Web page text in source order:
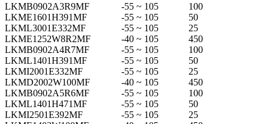
LKMB0902A3R9MF
-55 ~ 105
100
LKME1601H391MF
-55 ~ 105
50
LKML3001E332MF
-55 ~ 105
25
LKME1252W8R2MF
-40 ~ 105
450
LKMB0902A4R7MF
-55 ~ 105
100
LKML1401H391MF
-55 ~ 105
50
LKMI2001E332MF
-55 ~ 105
25
LKMD2002W100MF
-40 ~ 105
450
LKMB0902A5R6MF
-55 ~ 105
100
LKML1401H471MF
-55 ~ 105
50
LKMI2501E392MF
-55 ~ 105
25